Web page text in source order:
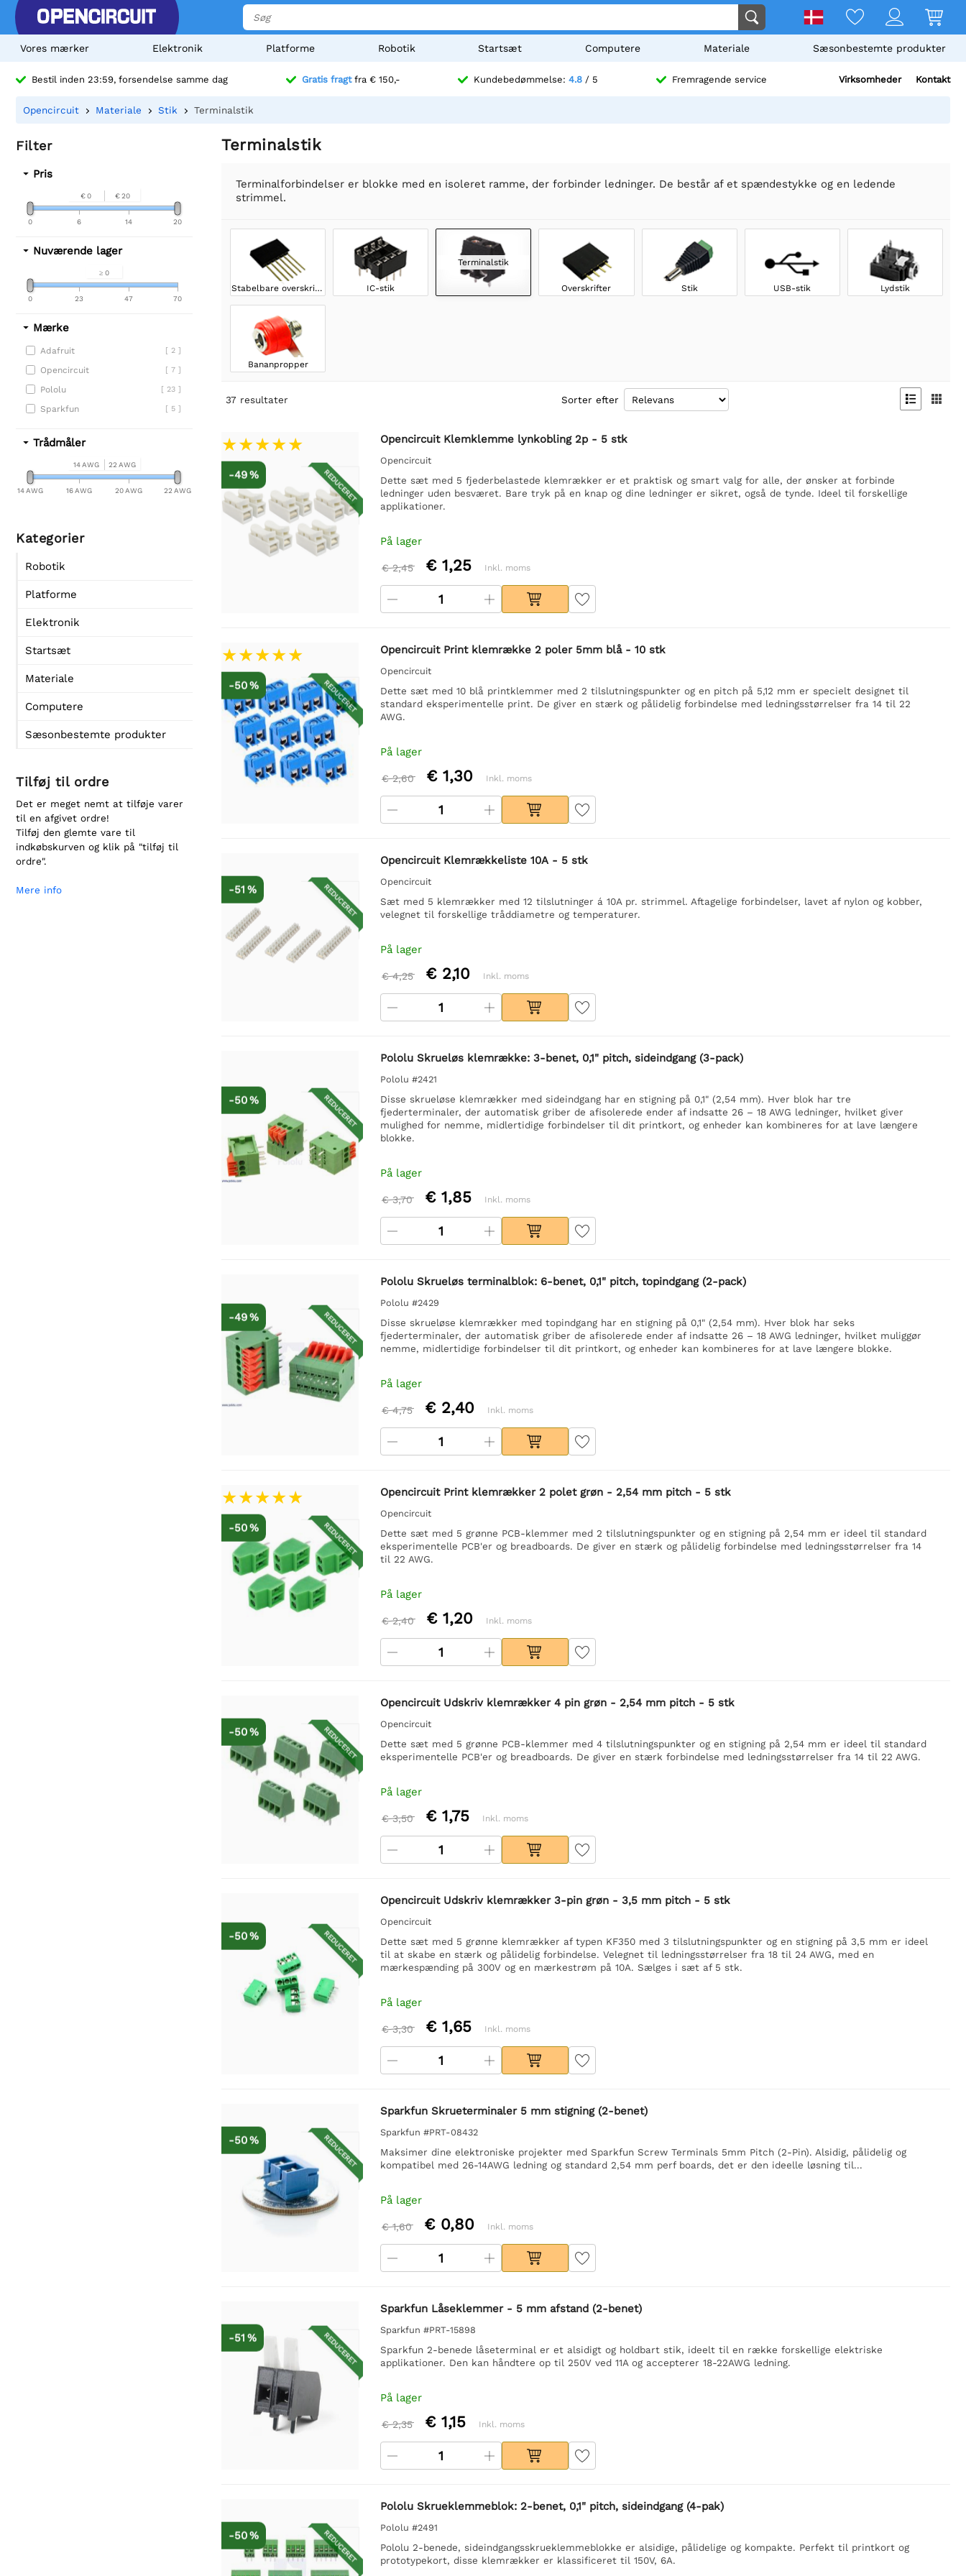
Vores mærker Elektronik Platforme Robotik Startsæt Computere Materiale Sæsonbestemte produkter
Bestil inden 23:59, forsendelse samme dag Gratis fragtfra € 150,- Kundebedømmelse: 4.8 / 5 Fremragende service Virksomheder Kontakt
Opencircuit Materiale Stik Terminalstik
Filter
Pris
€ 0 € 20
0 20
6 14
Nuværende lager
≥ 0
0 70
23 47
Mærke
Adafruit [ 2 ]
Opencircuit [ 7 ]
Pololu [ 23 ]
Sparkfun [ 5 ]
Trådmåler
14 AWG 22 AWG
14 AWG 22 AWG
16 AWG 20 AWG
Kategorier
Robotik
Platforme
Elektronik
Startsæt
Materiale
Computere
Sæsonbestemte produkter
Tilføj til ordre
Det er meget nemt at tilføje varer
til en afgivet ordre!
Tilføj den glemte vare til
indkøbskurven og klik på "tilføj til
ordre".
Mere info
Terminalstik
Terminalforbindelser er blokke med en isoleret ramme, der forbinder ledninger. De består af et spændestykke og en ledende
strimmel.
Stabelbare overskrifter IC-stik
Terminalstik
Overskrifter Stik USB-stik Lydstik
Bananpropper
37 resultater Sorter efter  
REDUCERET
-49 %
Opencircuit Klemklemme lynkobling 2p - 5 stk
Opencircuit
Dette sæt med 5 fjederbelastede klemrækker er et praktisk og smart valg for alle, der ønsker at forbinde
ledninger uden besværet. Bare tryk på en knap og dine ledninger er sikret, også de tynde. Ideel til forskellige
applikationer.
På lager
€ 2,45 € 1,25 Inkl. moms
REDUCERET
-50 %
Opencircuit Print klemrække 2 poler 5mm blå - 10 stk
Opencircuit
Dette sæt med 10 blå printklemmer med 2 tilslutningspunkter og en pitch på 5,12 mm er specielt designet til
standard eksperimentelle print. De giver en stærk og pålidelig forbindelse med ledningsstørrelser fra 14 til 22
AWG.
På lager
€ 2,60 € 1,30 Inkl. moms
REDUCERET
-51 %
Opencircuit Klemrækkeliste 10A - 5 stk
Opencircuit
Sæt med 5 klemrækker med 12 tilslutninger á 10A pr. strimmel. Aftagelige forbindelser, lavet af nylon og kobber,
velegnet til forskellige tråddiametre og temperaturer.
På lager
€ 4,25 € 2,10 Inkl. moms
REDUCERET
-50 %
Pololu Skrueløs klemrække: 3-benet, 0,1" pitch, sideindgang (3-pack)
Pololu #2421
Disse skrueløse klemrækker med sideindgang har en stigning på 0,1" (2,54 mm). Hver blok har tre
fjederterminaler, der automatisk griber de afisolerede ender af indsatte 26 – 18 AWG ledninger, hvilket giver
mulighed for nemme, midlertidige forbindelser til dit printkort, og enheder kan kombineres for at lave længere
blokke.
På lager
€ 3,70 € 1,85 Inkl. moms
REDUCERET
-49 %
Pololu Skrueløs terminalblok: 6-benet, 0,1" pitch, topindgang (2-pack)
Pololu #2429
Disse skrueløse klemrækker med topindgang har en stigning på 0,1" (2,54 mm). Hver blok har seks
fjederterminaler, der automatisk griber de afisolerede ender af indsatte 26 – 18 AWG ledninger, hvilket muliggør
nemme, midlertidige forbindelser til dit printkort, og enheder kan kombineres for at lave længere blokke.
På lager
€ 4,75 € 2,40 Inkl. moms
REDUCERET
-50 %
Opencircuit Print klemrækker 2 polet grøn - 2,54 mm pitch - 5 stk
Opencircuit
Dette sæt med 5 grønne PCB-klemmer med 2 tilslutningspunkter og en stigning på 2,54 mm er ideel til standard
eksperimentelle PCB'er og breadboards. De giver en stærk og pålidelig forbindelse med ledningsstørrelser fra 14
til 22 AWG.
På lager
€ 2,40 € 1,20 Inkl. moms
REDUCERET
-50 %
Opencircuit Udskriv klemrækker 4 pin grøn - 2,54 mm pitch - 5 stk
Opencircuit
Dette sæt med 5 grønne PCB-klemmer med 4 tilslutningspunkter og en stigning på 2,54 mm er ideel til standard
eksperimentelle PCB'er og breadboards. De giver en stærk forbindelse med ledningsstørrelser fra 14 til 22 AWG.
På lager
€ 3,50 € 1,75 Inkl. moms
REDUCERET
-50 %
Opencircuit Udskriv klemrækker 3-pin grøn - 3,5 mm pitch - 5 stk
Opencircuit
Dette sæt med 5 grønne klemrækker af typen KF350 med 3 tilslutningspunkter og en stigning på 3,5 mm er ideel
til at skabe en stærk og pålidelig forbindelse. Velegnet til ledningsstørrelser fra 18 til 24 AWG, med en
mærkespænding på 300V og en mærkestrøm på 10A. Sælges i sæt af 5 stk.
På lager
€ 3,30 € 1,65 Inkl. moms
REDUCERET
-50 %
Sparkfun Skrueterminaler 5 mm stigning (2-benet)
Sparkfun #PRT-08432
Maksimer dine elektroniske projekter med Sparkfun Screw Terminals 5mm Pitch (2-Pin). Alsidig, pålidelig og
kompatibel med 26-14AWG ledning og standard 2,54 mm perf boards, det er den ideelle løsning til...
På lager
€ 1,60 € 0,80 Inkl. moms
REDUCERET
-51 %
Sparkfun Låseklemmer - 5 mm afstand (2-benet)
Sparkfun #PRT-15898
Sparkfun 2-benede låseterminal er et alsidigt og holdbart stik, ideelt til en række forskellige elektriske
applikationer. Den kan håndtere op til 250V ved 11A og accepterer 18-22AWG ledning.
På lager
€ 2,35 € 1,15 Inkl. moms
REDUCERET
-50 %
Pololu Skrueklemmeblok: 2-benet, 0,1" pitch, sideindgang (4-pak)
Pololu #2491
Pololu 2-benede, sideindgangsskrueklemmeblokke er alsidige, pålidelige og kompakte. Perfekt til printkort og
prototypekort, disse klemrækker er klassificeret til 150V, 6A.